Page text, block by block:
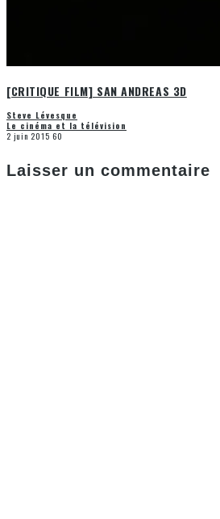
[CRITIQUE FILM] SAN ANDREAS 3D
Steve Lévesque
Le cinéma et la télévision
2 juin 2015 60
Laisser un commentaire